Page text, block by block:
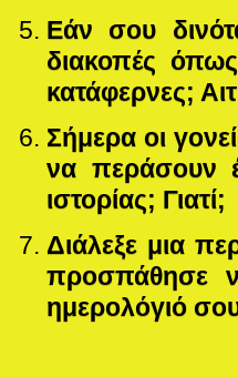
Εάν σου
διακοπές όπως
κατάφερνες;
Σήμερα οι
να περάσουν
ιστορίας; Γιατί;
Διάλεξε μια
προσπάθησε
ημερολόγιό